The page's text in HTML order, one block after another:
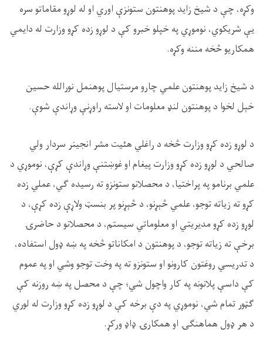
وکړه، چې د شیخ زايد پوهنتون ستونزې اوري او له لوړو مقاماتو سره
یې شریکوي، نوموړي په خپلو خبرو کې د لوړو زده کړو وزارت له دایمي
همکاریو څخه مننه وکړه.
د شیخ زايد پوهنتون علمي چارو مرستيال پوهنمل نورالله حسین
خېل لخوا د پوهنتون لنډ معلومات او لاسته راوړنې وړاندې شوې.
د لوړو زده کړو وزارت څخه د راغلي هئيت مشر انجینر سردار ولي
صالحي د لوړو زده کړو وزارت پیغام او غوښتنې وړاندې کړې، نوموړي د
علمي برنامو په پراختیا، د محصلانو ستونزو ته رسیده ګي، عملي زده
کړو ته زياته توجو، علمي څېړنو، د څېړنو پر بنسټ ولاړې زده کړې، د
لوړو زده کړو مدیریتي او معلوماتي سیستم، د محصلانو د حاضرۍ
برخې ته زیاته توجو، د پوهنتون د امکاناتو څخه په ښه ډول استفاده،
د تدریسي روغتون کارونو او ستونزو ته په وخت توجو وشي او په عموم
کې داسې پلانونه په کار واچول شي؛ چې د محصل په ښه روزنه کې
ګټور تمام شي، نوموړي په دې برخه کې د لوړو زده کړو وزارت له لوري
د هر ډول هماهنګۍ او همکارۍ ډاډ ورکړ.